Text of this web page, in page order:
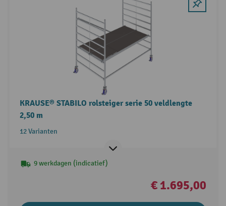
KRAUSE® STABILO rolsteiger serie 50 veldlengte
2,50 m
12 Varianten
9 werkdagen (indicatief)
€ 1.695,00